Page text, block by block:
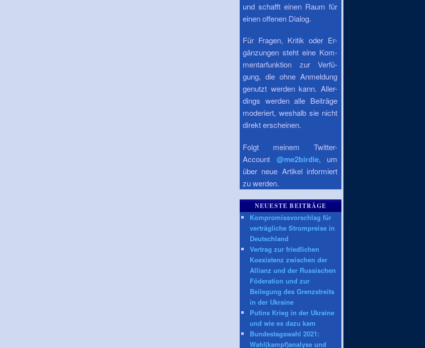
und schafft einen Raum für
einen offenen Dialog.
Für Fragen, Kritik oder Er-
gänzungen steht eine Kom-
mentarfunktion zur Verfü-
gung, die ohne Anmeldung
genutzt werden kann. Aller-
dings werden alle Beiträge
moderiert, weshalb sie nicht
direkt erscheinen.
Folgt meinem Twitter-
Account @me2birdie, um
über neue Artikel informiert
zu werden.
NEUESTE BEITRÄGE
Kompromissvorschlag für
verträgliche Strompreise in
Deutschland
Vertrag zur friedlichen
Koexistenz zwischen der
Allianz und der Russischen
Föderation und zur
Beilegung des Grenzstreits
in der Ukraine
Putins Krieg in der Ukraine
und wie es dazu kam
Bundestagswahl 2021:
Wahl(kampf)analyse und